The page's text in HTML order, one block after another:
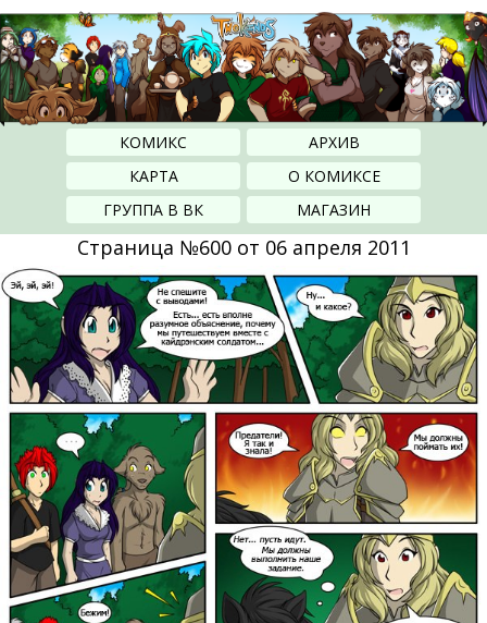
КОМИКС
АРХИВ
КАРТА
О КОМИКСЕ
ГРУППА В ВК
МАГАЗИН
Страница №600 от 06 апреля 2011